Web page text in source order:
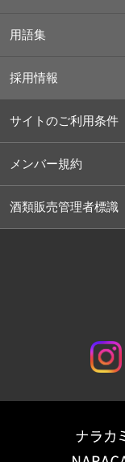
用語集
採用情報
サイトのご利用条件
メンバー規約
酒類販売管理者標識